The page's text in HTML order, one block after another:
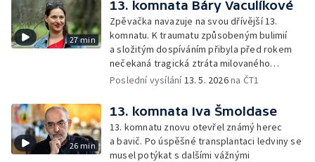
27 min
13. komnata Báry Vaculíkové
Zpěvačka navazuje na svou dřívější 13.
komnatu. K traumatu způsobeným bulimií
a složitým dospíváním přibyla před rokem
nečekaná tragická ztráta milovaného
manžela a otce její dcery.
Poslední vysílání13. 5. 2026na ČT1
26 min
13. komnata Iva Šmoldase
13. komnatu znovu otevřel známý herec
a bavič. Po úspěšné transplantaci ledviny se
musel potýkat s dalšími vážnými